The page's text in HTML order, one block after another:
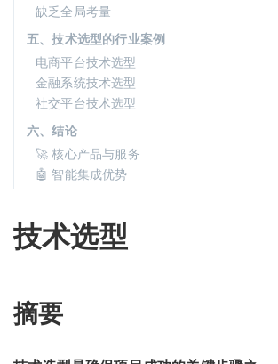
技术选型
摘要
缺乏全局考量
五、技术选型的行业案例
电商平台技术选型
金融系统技术选型
社交平台技术选型
六、结论
🚀 核心产品与服务
🤖 智能集成优势